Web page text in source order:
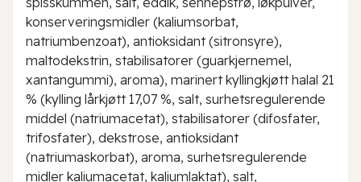
konserveringsmidler (kaliumsorbat,
natriumbenzoat), antioksidant (sitronsyre),
maltodekstrin, stabilisatorer (guarkjernemel,
xantangummi), aroma), marinert kyllingkjøtt halal 21
% (kylling lårkjøtt 17,07 %, salt, surhetsregulerende
middel (natriumacetat), stabilisatorer (difosfater,
trifosfater), dekstrose, antioksidant
(natriumaskorbat), aroma, surhetsregulerende
midler kaliumacetat, kaliumlaktat), salt,